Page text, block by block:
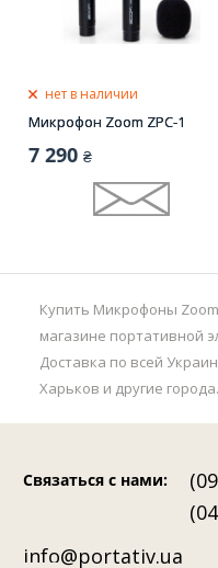
нет в наличии
Микрофон Zoom ZPC-1
7 290 ₴
Купить Микрофоны
магазине портативной
Доставка по всей
Харьков и другие города.
Связаться с нами:
info@portativ.ua